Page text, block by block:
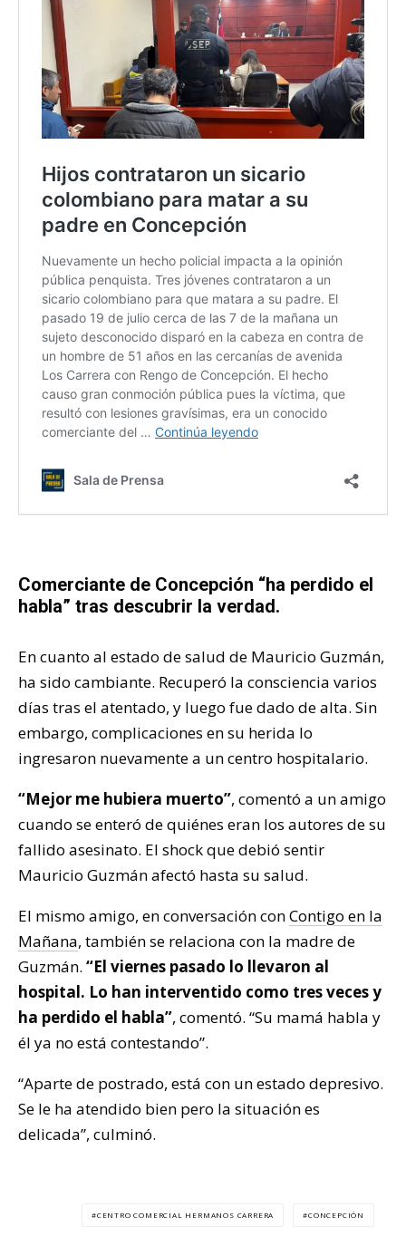
Comerciante de Concepción “ha perdido el
habla” tras descubrir la verdad.
En cuanto al estado de salud de Mauricio Guzmán,
ha sido cambiante. Recuperó la consciencia varios
días tras el atentado, y luego fue dado de alta. Sin
embargo, complicaciones en su herida lo
ingresaron nuevamente a un centro hospitalario.
“Mejor me hubiera muerto”, comentó a un amigo
cuando se enteró de quiénes eran los autores de su
fallido asesinato. El shock que debió sentir
Mauricio Guzmán afectó hasta su salud.
El mismo amigo, en conversación conContigo en la
Mañana, también se relaciona con la madre de
Guzmán. “El viernes pasado lo llevaron al
hospital. Lo han interventido como tres veces y
ha perdido el habla”, comentó. “Su mamá habla y
él ya no está contestando”.
“Aparte de postrado, está con un estado depresivo.
Se le ha atendido bien pero la situación es
delicada”, culminó.
CENTRO COMERCIAL HERMANOS CARRERA CONCEPCIÓN